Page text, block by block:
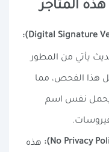
المتاجر
يأتي من المطور
هذا الفحص، مما
نفس اسم
هذه